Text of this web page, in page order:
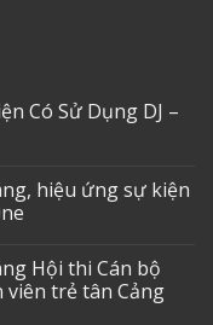
Có Sử Dụng DJ –
hiệu ứng sự kiện
Hội thi Cán bộ
trẻ tân Cảng